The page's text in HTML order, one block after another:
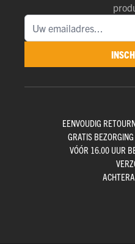
EENVOUDIG
GRATIS
VÓÓR 16.00 UUR